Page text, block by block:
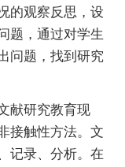
观察反思，设
题，通过对学生
问题，找到研究
献研究教育现
接触性方法。文
记录、分析。在